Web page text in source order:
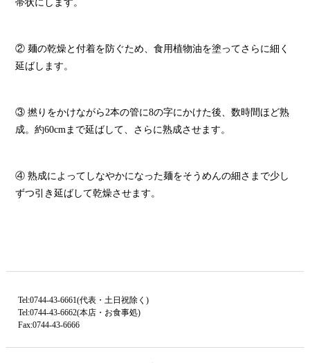
帯状にします。
② 麺の乾燥と付着を防ぐため、食用植物油を塗ってさらに細く
延ばします。
③ 撚りをかけながら2本の管に8の字にかけた後、数時間ほど熟
成。約60cmまで延ばして、さらに熟成させます。
④ 熟成によってしなやかになった麺をそうめんの細さまで少し
ずつ引き延ばして乾燥させます。
Tel:0744-43-6661(代表・土日祝除く)
Tel:0744-43-6662(本店・お食事処)
Fax:0744-43-6666